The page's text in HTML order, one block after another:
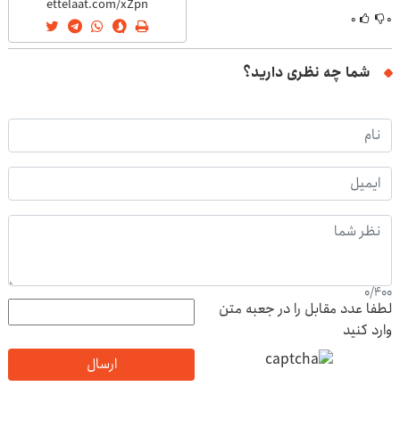
۰ ۰
شما چه نظری دارید؟
0/400
لطفا عدد مقابل را در جعبه متن
وارد کنید
ارسال